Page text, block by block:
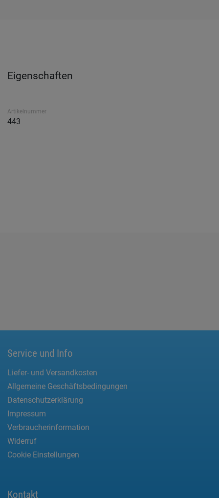
Eigenschaften
Artikelnummer
443
Service und Info
Liefer- und Versandkosten
Allgemeine Geschäftsbedingungen
Datenschutzerklärung
Impressum
Verbraucherinformation
Widerruf
Cookie Einstellungen
Kontakt